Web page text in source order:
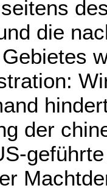
die
der